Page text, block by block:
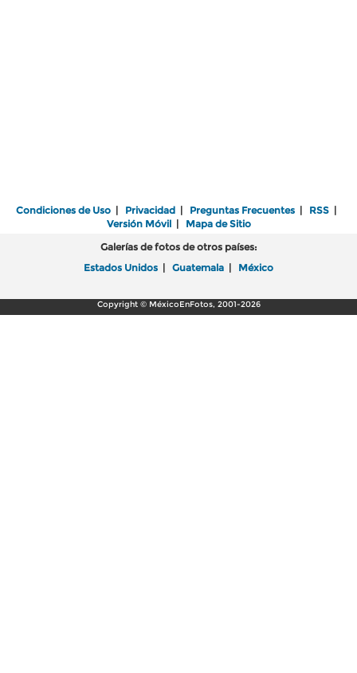
Condiciones de Uso | Privacidad | Preguntas Frecuentes | RSS |
Versión Móvil| Mapa de Sitio
Galerías de fotos de otros países:
Estados Unidos | Guatemala | México
Copyright © MéxicoEnFotos, 2001-2026